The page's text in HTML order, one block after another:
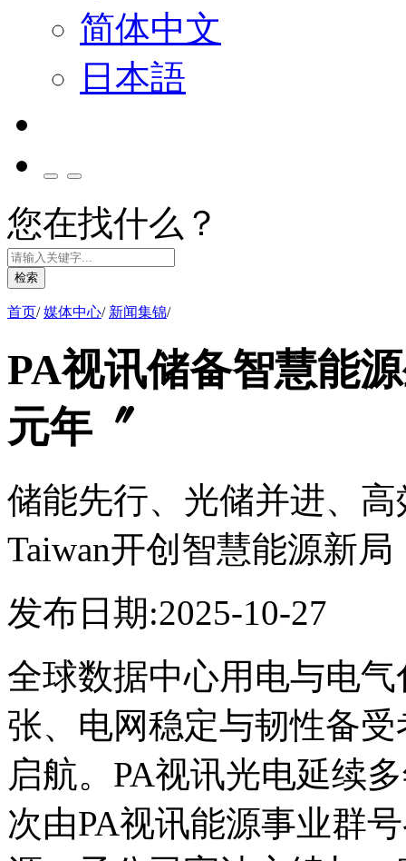
简体中文
日本語
您在找什么？
检索
首页/ 媒体中心/ 新闻集锦/
PA视讯储备智慧能
元年〞
储能先行、光储并进
Taiwan开创智慧能源新局
发布日期:2025-10-27
全球数据中心用电与电气
张、电网稳定与韧性备
启航。PA视讯光电延续多
次由PA视讯能源事业群号